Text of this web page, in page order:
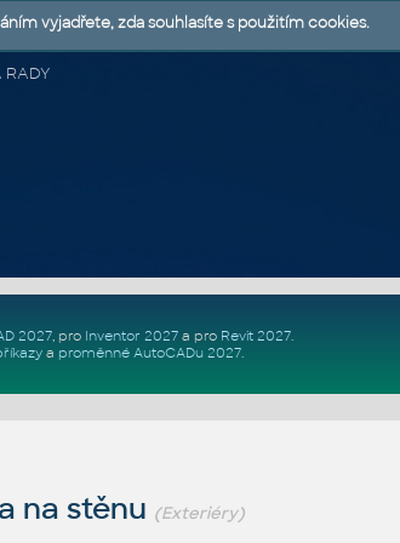
RADY
2027, pro Inventor 2027a pro Revit 2027.
a proměnné AutoCADu 2027.
na stěnu (Exteriéry)
vyjadřete, zda souhlasíte s použitím cookies.